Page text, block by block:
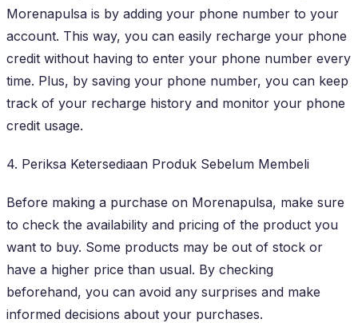
Morenapulsa is by adding your phone number to your
account. This way, you can easily recharge your phone
credit without having to enter your phone number every
time. Plus, by saving your phone number, you can keep
track of your recharge history and monitor your phone
credit usage.
4. Periksa Ketersediaan Produk Sebelum Membeli
Before making a purchase on Morenapulsa, make sure
to check the availability and pricing of the product you
want to buy. Some products may be out of stock or
have a higher price than usual. By checking
beforehand, you can avoid any surprises and make
informed decisions about your purchases.